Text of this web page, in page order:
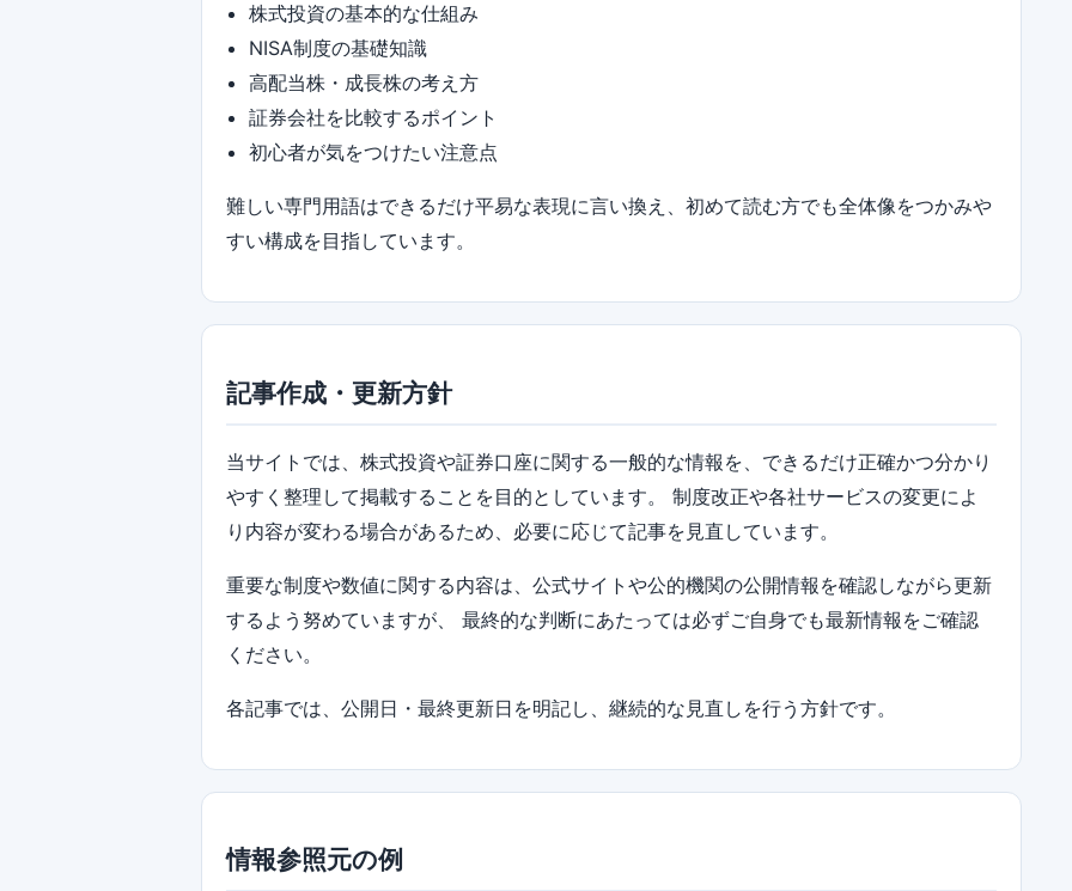
株式投資の基本的な仕組み
NISA制度の基礎知識
高配当株・成長株の考え方
証券会社を比較するポイント
初心者が気をつけたい注意点
難しい専門用語はできるだけ平易な表現に言い換え、初めて読む方でも全体像をつかみや
すい構成を目指しています。
記事作成・更新方針
当サイトでは、株式投資や証券口座に関する一般的な情報を、できるだけ正確かつ分かり
やすく整理して掲載することを目的としています。 制度改正や各社サービスの変更によ
り内容が変わる場合があるため、必要に応じて記事を見直しています。
重要な制度や数値に関する内容は、公式サイトや公的機関の公開情報を確認しながら更新
するよう努めていますが、 最終的な判断にあたっては必ずご自身でも最新情報をご確認
ください。
各記事では、公開日・最終更新日を明記し、継続的な見直しを行う方針です。
情報参照元の例